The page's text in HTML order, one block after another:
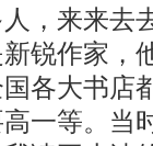
来来去
锐作家，
各大书店
一等。当